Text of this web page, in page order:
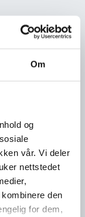
Om
og
vår. Vi deler
nettstedet
den
for dem,